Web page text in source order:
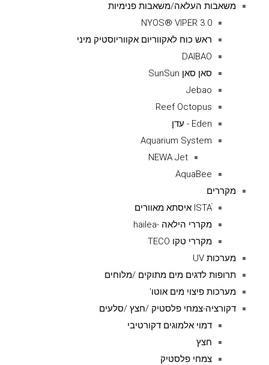
משאבות העלאה/משאבות פנימיות
NYOS® VIPER 3.0
ראש כוח לאקווריום אקווריוסטיק מיני
DAIBAO
סאן סאן SunSun
Jebao
Reef Octopus
Eden - עדן
Aquarium System
NEWA Jet
AquaBee
מקררים
ISTAׁׂ איסתא מאוורים
מקררי הילאה -hailea
מקררי טקו TECO
מערכות UV
תרופות לדגים מים מתוקים /מלוחים
מערכות פיצוי מים אוטו'
דקורציה-צמחי פלסטיק /חצץ /סלעים
דמוי אלמוגים דקורטיבי
חצץ
צמחי פלסטיק